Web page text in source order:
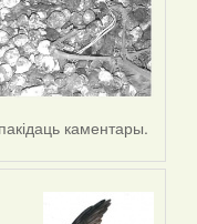
каментары.